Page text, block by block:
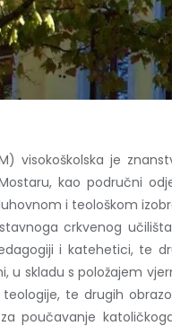
visokoškolska je
kao područni
i teološkom
crkvenog
i katehetici, te
u skladu s položajem
te drugih
poučavanje